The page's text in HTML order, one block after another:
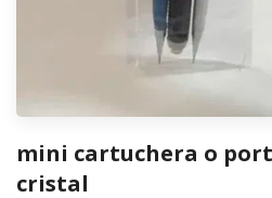
mini cartuchera o
cristal